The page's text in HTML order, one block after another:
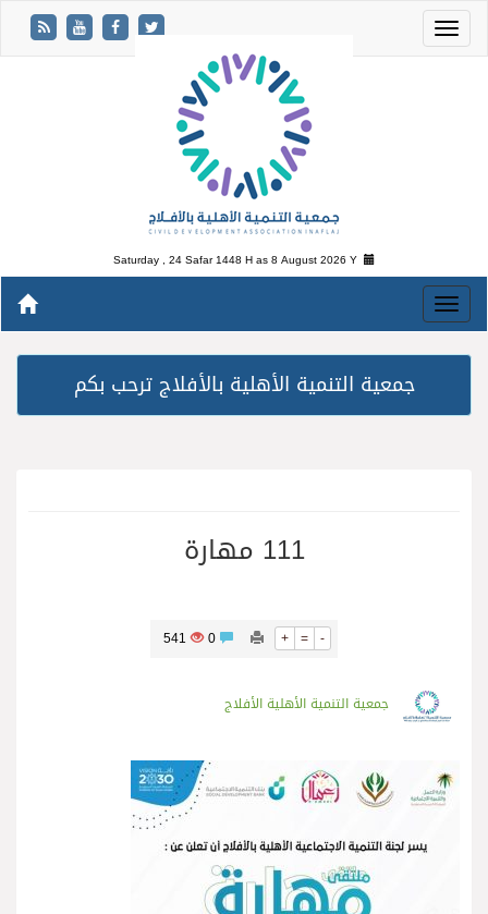
Saturday , 24 Safar 1448 H as8 August 2026 Y
جمعية التنمية الأهلية بالأفلاج ترحب بكم
111 مهارة
+ = -
541
جمعية التنمية الأهلية الأفلاج